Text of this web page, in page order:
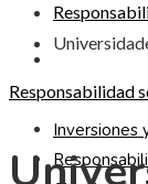
Inversiones
Responsabilidad